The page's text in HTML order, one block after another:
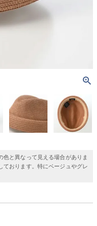
と異なって見える場合がありま
ております。特にベージュやグレ